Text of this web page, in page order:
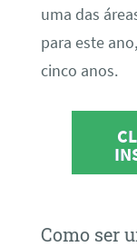
uma das
para este
cinco anos.
Como ser